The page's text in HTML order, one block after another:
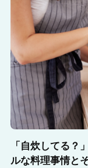
「自炊してる？
ルな料理事情と